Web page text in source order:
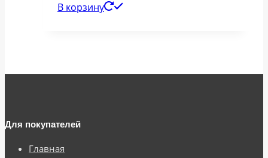
В корзину
Для покупателей
Главная